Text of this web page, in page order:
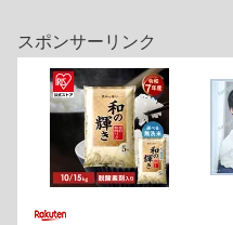
スポンサーリンク